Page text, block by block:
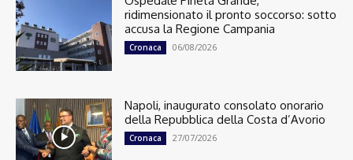
ridimensionato il pronto soccorso: sotto
accusa la Regione Campania
Cronaca 06/08/2026
Napoli, inaugurato consolato onorario
della Repubblica della Costa d’Avorio
Cronaca 27/07/2026